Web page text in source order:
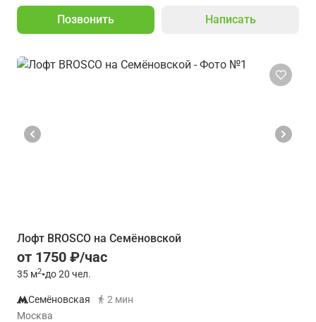
Позвонить Написать
Лофт BROSCO на Семёновской
от 1750 ₽/час
35 м2•до 20 чел.
Семёновская
2 мин
Москва